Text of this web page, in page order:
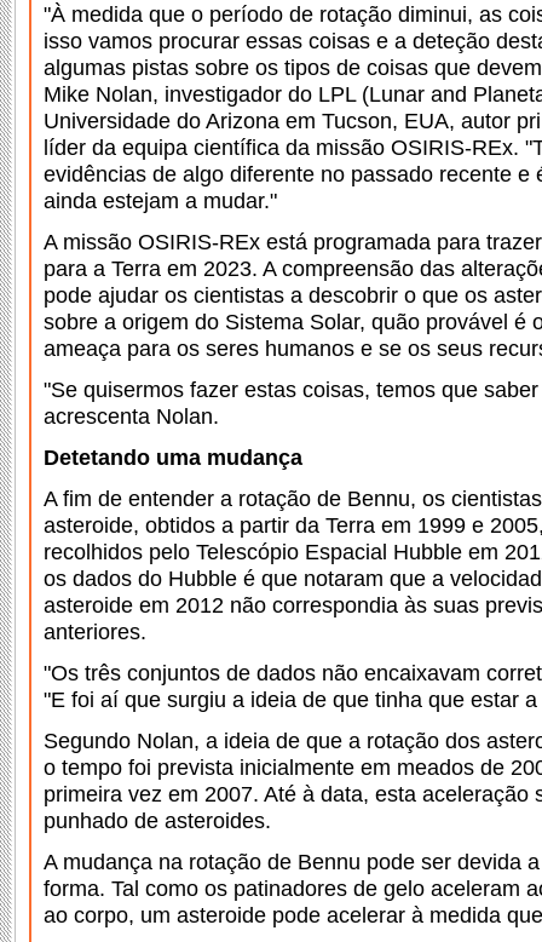
"À medida que o período de rotação diminui, as
isso vamos procurar essas coisas e a deteção
algumas pistas sobre os tipos de coisas que
Mike Nolan, investigador do LPL (Lunar and
Universidade do Arizona em Tucson, EUA, autor
líder da equipa científica da missão OSIRIS-REx.
evidências de algo diferente no passado recente e
ainda estejam a mudar."
A missão OSIRIS-REx está programada para
para a Terra em 2023. A compreensão das
pode ajudar os cientistas a descobrir o que os
sobre a origem do Sistema Solar, quão provável é
ameaça para os seres humanos e se os seus
"Se quisermos fazer estas coisas, temos que
acrescenta Nolan.
Detetando uma mudança
A fim de entender a rotação de Bennu, os
asteroide, obtidos a partir da Terra em 1999 e
recolhidos pelo Telescópio Espacial Hubble em
os dados do Hubble é que notaram que a
asteroide em 2012 não correspondia às suas
anteriores.
"Os três conjuntos de dados não encaixavam
"E foi aí que surgiu a ideia de que tinha que estar a
Segundo Nolan, a ideia de que a rotação dos
o tempo foi prevista inicialmente em meados de
primeira vez em 2007. Até à data, esta aceleração
punhado de asteroides.
A mudança na rotação de Bennu pode ser devida
forma. Tal como os patinadores de gelo aceleram
ao corpo, um asteroide pode acelerar à medida